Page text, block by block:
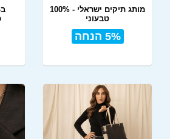
מותג תיקים ישראלי - 100%
טבעוני
תל אביב
5% הנחה
ב-₪165